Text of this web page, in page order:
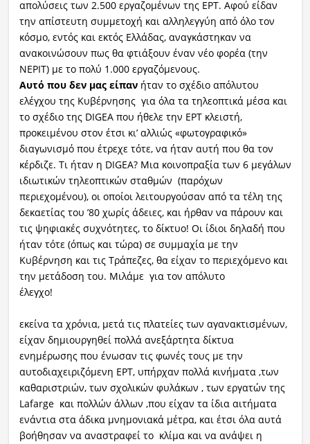
απολύσεις των 2.500 εργαζομένων της ΕΡΤ. Αφού είδαν
την απίστευτη συμμετοχή και αλληλεγγύη από όλο τον
κόσμο, εντός και εκτός Ελλάδας, αναγκάστηκαν να
ανακοινώσουν πως θα φτιάξουν έναν νέο φορέα (την
ΝΕΡΙΤ) με το πολύ 1.000 εργαζόμενους.
Αυτό που δεν μας είπανήταν το σχέδιο απόλυτου
ελέγχου της Κυβέρνησης για όλα τα τηλεοπτικά μέσα και
το σχέδιο της DIGEA που ήθελε την ΕΡΤ κλειστή,
προκειμένου στον έτσι κι’ αλλιώς «φωτογραφικό»
διαγωνισμό που έτρεχε τότε, να ήταν αυτή που θα τον
κέρδιζε. Τι ήταν η DIGEA? Μια κοινοπραξία των 6 μεγάλων
ιδιωτικών τηλεοπτικών σταθμών (παρόχων
περιεχομένου), οι οποίοι λειτουργούσαν από τα τέλη της
δεκαετίας του ’80 χωρίς άδειες, και ήρθαν να πάρουν και
τις ψηφιακές συχνότητες, το δίκτυο! Οι ίδιοι δηλαδή που
ήταν τότε (όπως και τώρα) σε συμμαχία με την
Κυβέρνηση και τις Τράπεζες, θα είχαν το περιεχόμενο και
την μετάδοση του. Μιλάμε για τον απόλυτο
έλεγχο!
εκείνα τα χρόνια, μετά τις πλατείες των αγανακτισμένων,
είχαν δημιουργηθεί πολλά ανεξάρτητα δίκτυα
ενημέρωσης που ένωσαν τις φωνές τους με την
αυτοδιαχειριζόμενη EPT, υπήρχαν πολλά κινήματα ,των
καθαριστριών, των σχολικών φυλάκων , των εργατών της
Lafarge και πολλών άλλων ,που είχαν τα ίδια αιτήματα
ενάντια στα άδικα μνημονιακά μέτρα, και έτσι όλα αυτά
βοήθησαν να αναστραφεί το κλίμα και να ανάψει η